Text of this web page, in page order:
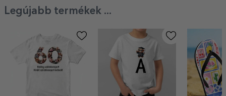
Legújabb termékek ...